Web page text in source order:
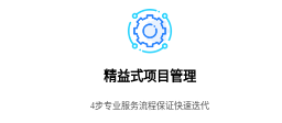
精益式项目管理
4步专业服务流程保证快速迭代